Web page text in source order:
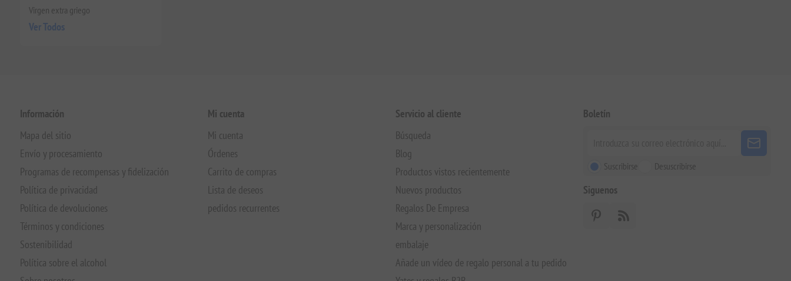
Virgen extra griego
Ver Todos
Información
Mapa del sitio
Envío y procesamiento
Programas de recompensas y fidelización
Política de privacidad
Política de devoluciones
Términos y condiciones
Sostenibilidad
Política sobre el alcohol
Mi cuenta
Mi cuenta
Órdenes
Carrito de compras
Lista de deseos
pedidos recurrentes
Servicio al cliente
Búsqueda
Blog
Productos vistos recientemente
Nuevos productos
Regalos De Empresa
Marca y personalización
embalaje
Añade un vídeo de regalo personal a tu pedido
Boletín
Suscribirse Desuscribirse
Siguenos